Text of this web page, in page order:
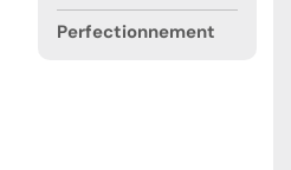
Perfectionnement